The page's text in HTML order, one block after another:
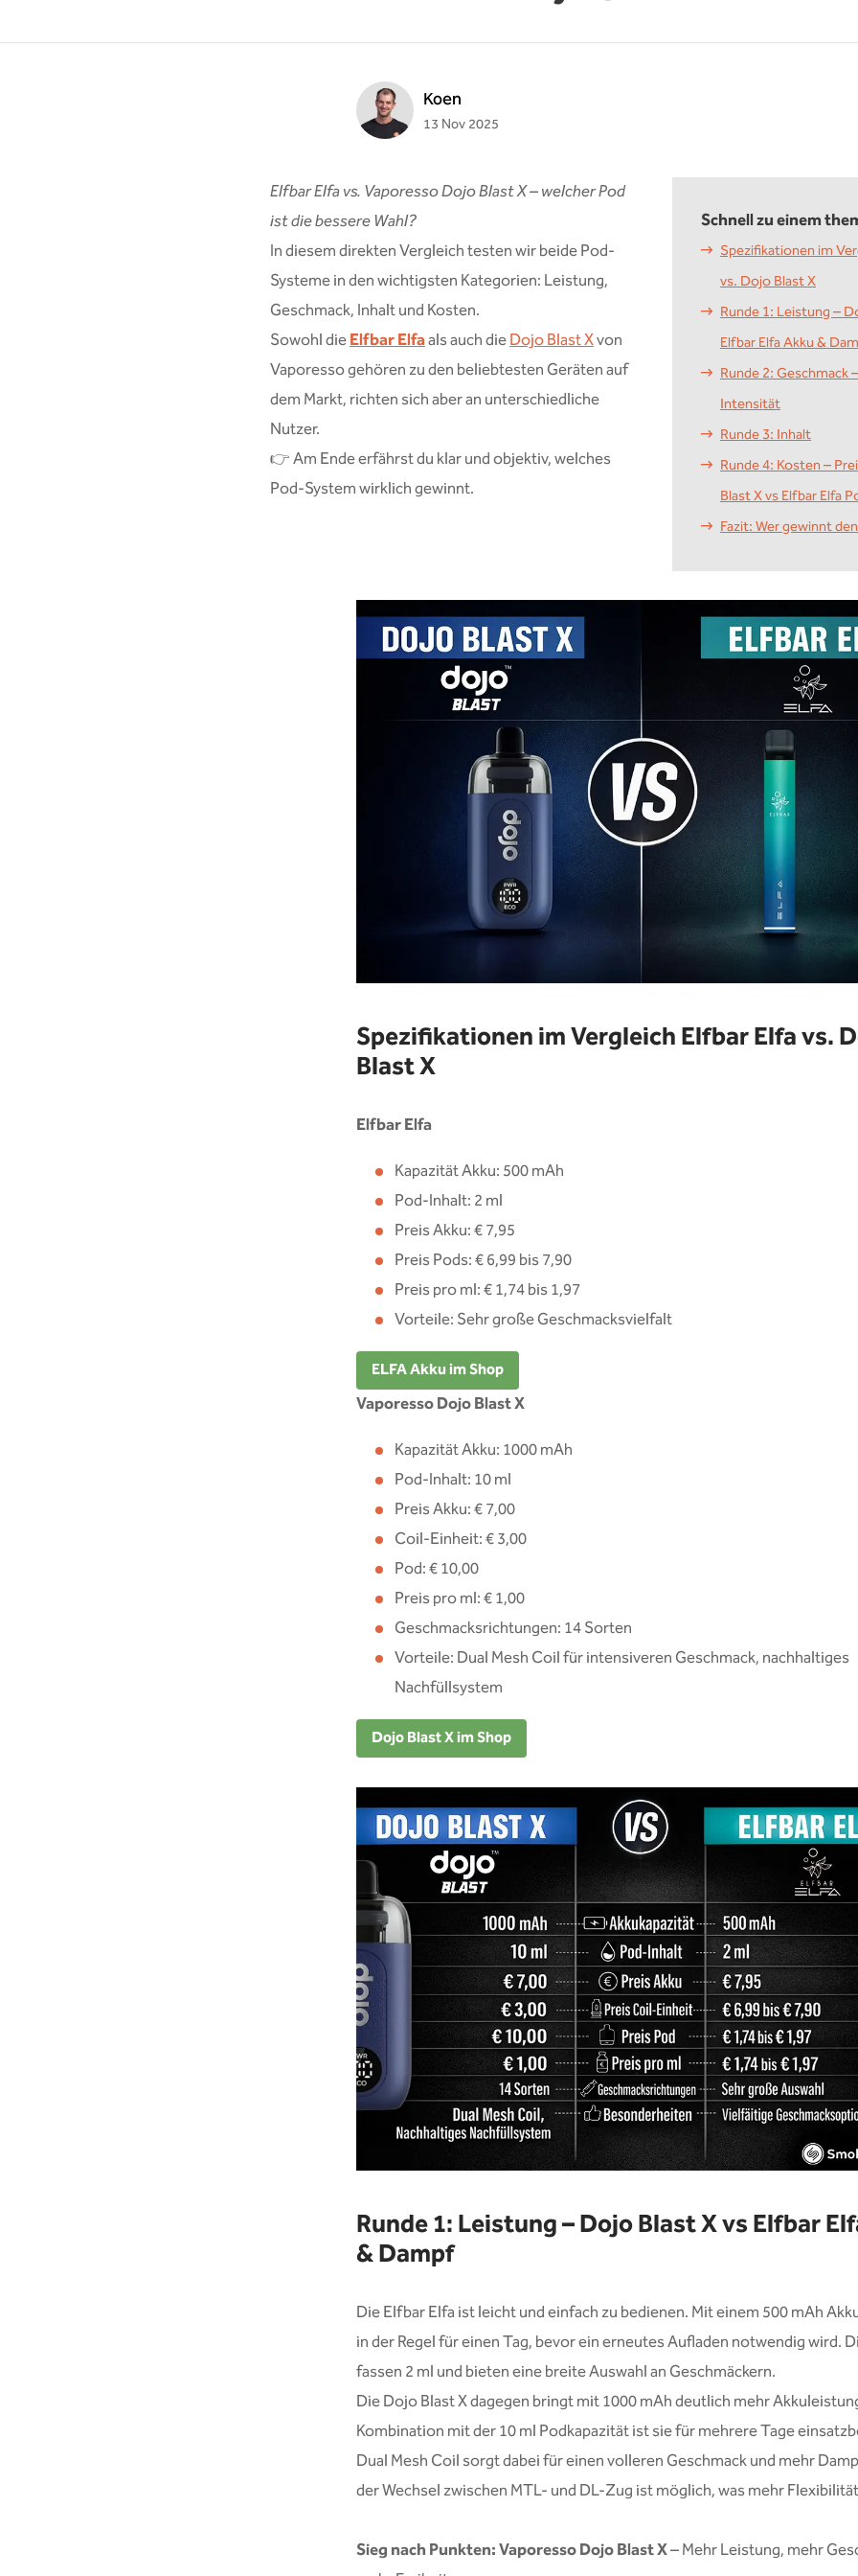
Koen
13 Nov 2025
Elfbar Elfa vs. Vaporesso Dojo Blast X – welcher Pod
ist die bessere Wahl?
In diesem direkten Vergleich testen wir beide Pod-
Systeme in den wichtigsten Kategorien: Leistung,
Geschmack, Inhalt und Kosten.
Sowohl dieElfbar Elfaals auch dieDojo Blast Xvon
Vaporesso gehören zu den beliebtesten Geräten auf
dem Markt, richten sich aber an unterschiedliche
Nutzer.
👉 Am Ende erfährst du klar und objektiv, welches
Pod-System wirklich gewinnt.
Schnell zu einem
Spezifikationen im
vs. Dojo Blast X
Runde 1: Leistung –
Elfbar Elfa Akku &
Runde 2: Geschmack
Intensität
Runde 3: Inhalt
Runde 4: Kosten –
Blast X vs Elfbar Elfa
Fazit: Wer gewinnt
Spezifikationen im Vergleich Elfbar Elfa vs.
Blast X
Elfbar Elfa
Kapazität Akku: 500 mAh
Pod-Inhalt: 2 ml
Preis Akku: € 7,95
Preis Pods: € 6,99 bis 7,90
Preis pro ml: € 1,74 bis 1,97
Vorteile: Sehr große Geschmacksvielfalt
ELFA Akku im Shop
VaporessoDojo Blast X
Kapazität Akku: 1000 mAh
Pod-Inhalt: 10 ml
Preis Akku: € 7,00
Coil-Einheit: € 3,00
Pod: € 10,00
Preis pro ml: € 1,00
Geschmacksrichtungen: 14 Sorten
Vorteile: Dual Mesh Coil für intensiveren Geschmack, nachhaltiges
Nachfüllsystem
Dojo Blast X im Shop
Runde 1: Leistung – Dojo Blast X vs Elfbar
& Dampf
Die Elfbar Elfa ist leicht und einfach zu bedienen. Mit einem 500 mAh
in der Regel für einen Tag, bevor ein erneutes Aufladen notwendig wird.
fassen 2 ml und bieten eine breite Auswahl an Geschmäckern.
Die Dojo Blast X dagegen bringt mit 1000 mAh deutlich mehr
Kombination mit der 10 ml Podkapazität ist sie für mehrere Tage
Dual Mesh Coil sorgt dabei für einen volleren Geschmack und mehr
der Wechsel zwischen MTL- und DL-Zug ist möglich, was mehr
Sieg nach Punkten: Vaporesso Dojo Blast X– Mehr Leistung, mehr